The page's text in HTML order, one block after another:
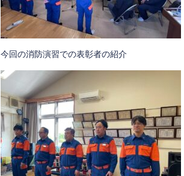
今回の消防演習での表彰者の紹介